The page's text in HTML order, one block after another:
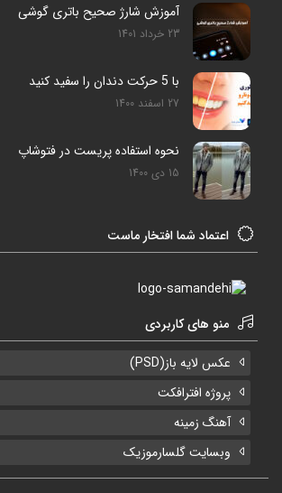
آموزش شارژ صحیح باتری گوشی
23 خرداد 1401
با 5 حرکت دندان را سفید کنید
27 اسفند 1400
نحوه استفاده پریست در فتوشاپ
15 دی 1400
اعتماد شما افتخار ماست
منو های کاربردی
عکس لایه باز(PSD)
پروژه افترافکت
آهنگ زمینه
وبسایت گلسارموزیک